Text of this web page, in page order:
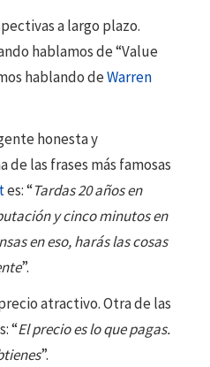
a largo plazo.
hablamos de “Value
hablando deWarren
honesta y
de las frases más famosas
es: “Tardas 20 años en
y cinco minutos en
en eso, harás las cosas
”.
atractivo. Otra de las
“El precio es lo que pagas.
”.